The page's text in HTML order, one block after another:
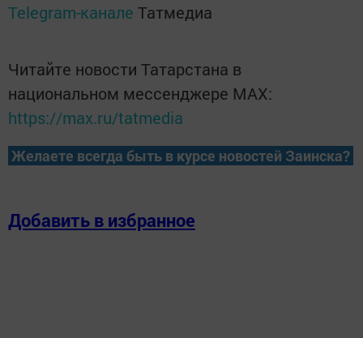
Telegram-канале Татмедиа
Читайте новости Татарстана в
национальном мессенджере MАХ:
https://max.ru/tatmedia
Желаете всегда быть в курсе новостей Заинска?
Добавить в избранное